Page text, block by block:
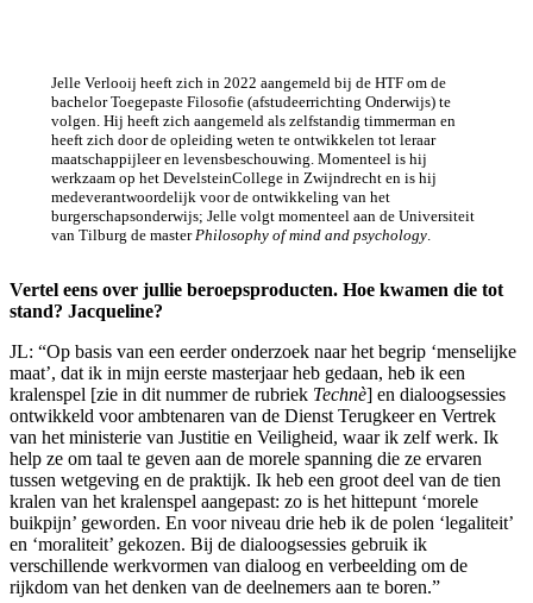
Jelle Verlooij heeft zich in 2022 aangemeld bij de HTF om de
bachelor Toegepaste Filosofie (afstudeerrichting Onderwijs) te
volgen. Hij heeft zich aangemeld als zelfstandig timmerman en
heeft zich door de opleiding weten te ontwikkelen tot leraar
maatschappijleer en levensbeschouwing. Momenteel is hij
werkzaam op het DevelsteinCollege in Zwijndrecht en is hij
medeverantwoordelijk voor de ontwikkeling van het
burgerschapsonderwijs; Jelle volgt momenteel aan de Universiteit
van Tilburg de masterPhilosophy of mind and psychology.
⁠Vertel eens over jullie beroepsproducten. Hoe kwamen die tot
stand? Jacqueline?
JL: “Op basis van een eerder onderzoek naar het begrip ‘menselijke
maat’, dat ik in mijn eerste masterjaar heb gedaan, heb ik een
kralenspel [zie in dit nummer de rubriek Technè] en dialoogsessies
ontwikkeld voor ambtenaren van de Dienst Terugkeer en Vertrek
van het ministerie van Justitie en Veiligheid, waar ik zelf werk. Ik
help ze om taal te geven aan de morele spanning die ze ervaren
tussen wetgeving en de praktijk. Ik heb een groot deel van de tien
kralen van het kralenspel aangepast: zo is het hittepunt ‘morele
buikpijn’ geworden. En voor niveau drie heb ik de polen ‘legaliteit’
en ‘moraliteit’ gekozen. Bij de dialoogsessies gebruik ik
verschillende werkvormen van dialoog en verbeelding om de
rijkdom van het denken van de deelnemers aan te boren.”